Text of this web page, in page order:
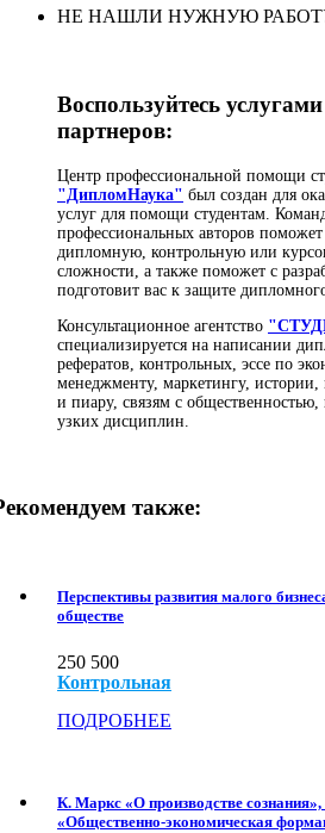
НЕ НАШЛИ НУЖНУЮ
Воспользуйтесь
партнеров:
Центр профессиональной помощи
"ДипломНаука" был создан для
услуг для помощи студентам.
профессиональных авторов поможет
дипломную, контрольную или
сложности, а также поможет с
подготовит вас к защите
Консультационное агентство
специализируется на написании
рефератов, контрольных, эссе по
менеджменту, маркетингу, истории,
и пиару, связям с
узких дисциплин.
также:
Перспективы развития малого
обществе
250 500
Контрольная
ПОДРОБНЕЕ
К. Маркс «О производстве
«Общественно-экономическая